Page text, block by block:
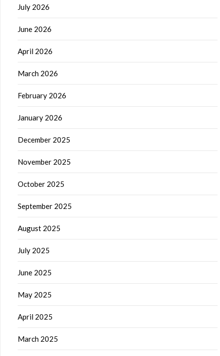
July 2026
June 2026
April 2026
March 2026
February 2026
January 2026
December 2025
November 2025
October 2025
September 2025
August 2025
July 2025
June 2025
May 2025
April 2025
March 2025